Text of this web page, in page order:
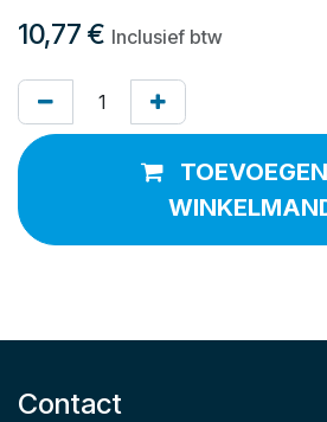
10,77 € Inclusief btw
Contact